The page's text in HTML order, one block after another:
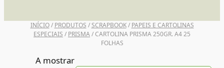
INÍCIO/ PRODUTOS /SCRAPBOOK/ PAPEIS E CARTOLINAS
ESPECIAIS / PRISMA/ CARTOLINA PRISMA 250GR. A4 25
FOLHAS
A mostrar